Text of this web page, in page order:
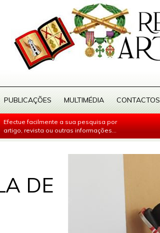
PUBLICAÇÕES MULTIMÉDIA CONTACTOS
Efectue facilmente a sua pesquisa por
artigo, revista ou outras informações...
DE